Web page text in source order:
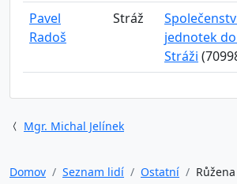
Pavel
Radoš
Stráž
jednotek
Stráži
Mgr. Michal Jelínek
Domov
Seznam lidí Ostatní